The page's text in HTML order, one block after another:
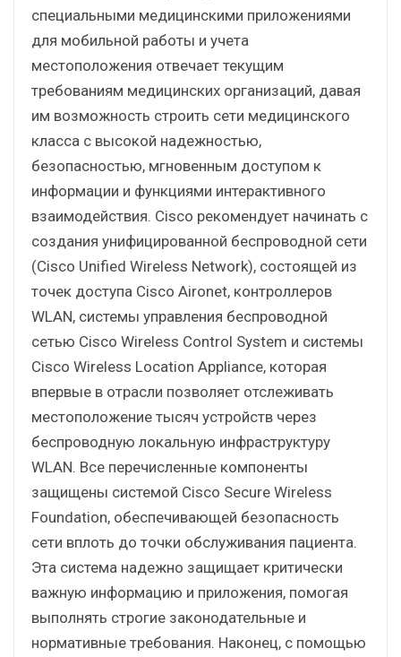
специальными медицинскими приложениями
для мобильной работы и учета
местоположения отвечает текущим
требованиям медицинских организаций, давая
им возможность строить сети медицинского
класса с высокой надежностью,
безопасностью, мгновенным доступом к
информации и функциями интерактивного
взаимодействия. Cisco рекомендует начинать с
создания унифицированной беспроводной сети
(Cisco Unified Wireless Network), состоящей из
точек доступа Cisco Aironet, контроллеров
WLAN, системы управления беспроводной
сетью Cisco Wireless Control System и системы
Cisco Wireless Location Appliance, которая
впервые в отрасли позволяет отслеживать
местоположение тысяч устройств через
беспроводную локальную инфраструктуру
WLAN. Все перечисленные компоненты
защищены системой Cisco Secure Wireless
Foundation, обеспечивающей безопасность
сети вплоть до точки обслуживания пациента.
Эта система надежно защищает критически
важную информацию и приложения, помогая
выполнять строгие законодательные и
нормативные требования. Наконец, с помощью